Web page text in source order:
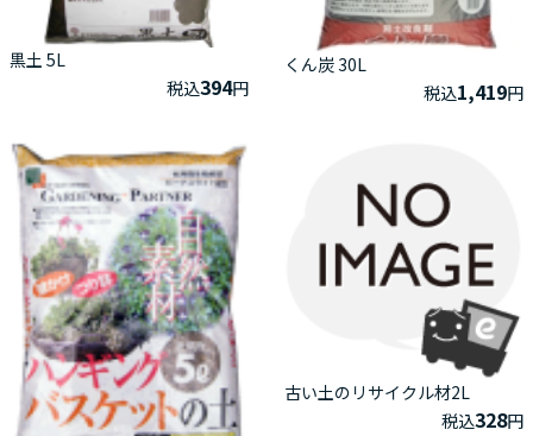
黒土 5L
税込394円
くん炭 30L
税込1,419円
古い土のリサイクル材2L
税込328円